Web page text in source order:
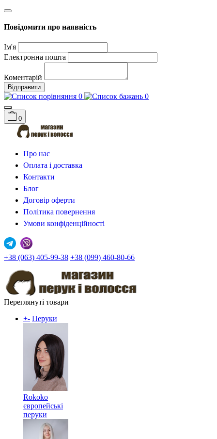
Повідомити про наявність
Ім'я
Електронна пошта
Коментарій
Відправити
0 0
0
Про нас
Оплата і доставка
Контакти
Блог
Договір оферти
Політика повернення
Умови конфіденційності
+38 (063) 405-99-38 +38 (099) 460-80-66
Переглянуті товари
+- Перуки
Rokoko
європейські
перуки